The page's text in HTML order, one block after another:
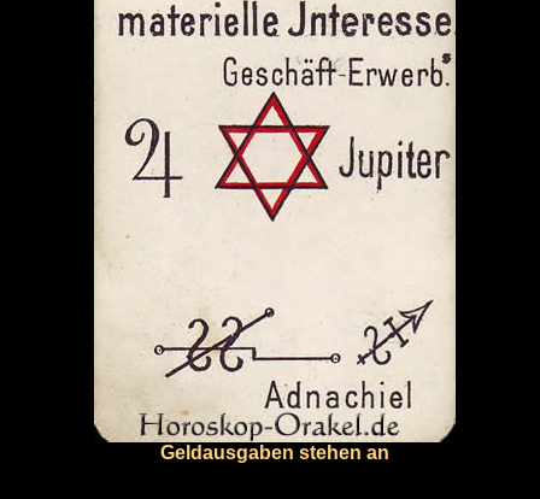
Geldausgaben stehen an